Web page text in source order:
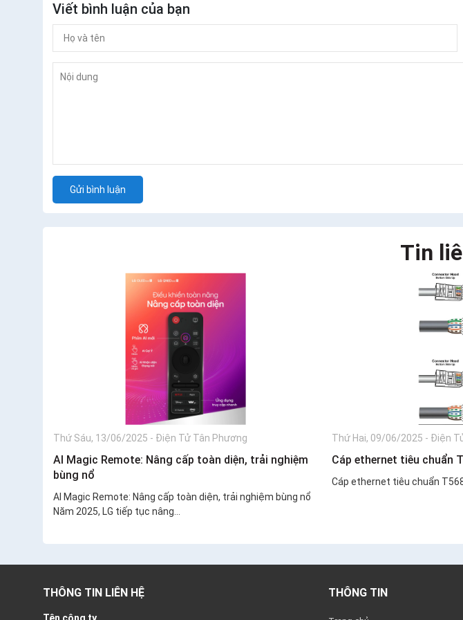
Viết bình luận của bạn
Gửi bình luận
Tin
Thứ Sáu, 13/06/2025 - Điện Tử Tân Phương
AI Magic Remote: Nâng cấp toàn diện, trải nghiệm
bùng nổ
AI Magic Remote: Nâng cấp toàn diện, trải nghiệm bùng nổ
Năm 2025, LG tiếp tục nâng...
Thứ Hai, 09/06/2025 - Điện
Cáp ethernet tiêu chuẩn
Cáp ethernet tiêu chuẩn
THÔNG TIN LIÊN HỆ THÔNG TIN